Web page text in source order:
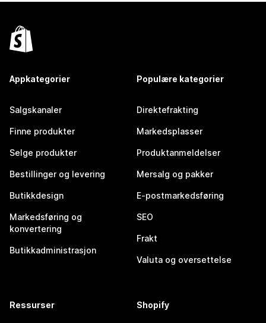
Appkategorier
Salgskanaler
Finne produkter
Selge produkter
Bestillinger og levering
Butikkdesign
Markedsføring og
konvertering
Butikkadministrasjon
Populære kategorier
Direktefrakting
Markedsplasser
Produktanmeldelser
Mersalg og pakker
E-postmarkedsføring
SEO
Frakt
Valuta og oversettelse
Ressurser Shopify